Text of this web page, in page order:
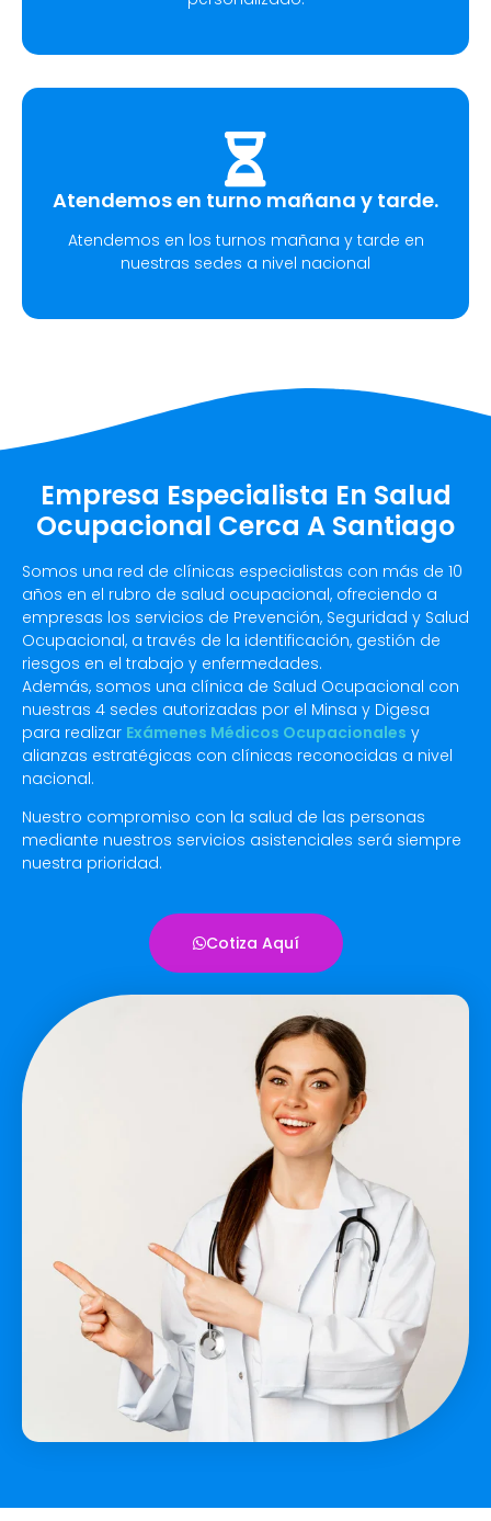
Atendemos en turno mañana y tarde.
Atendemos en los turnos mañana y tarde en
nuestras sedes a nivel nacional
Empresa Especialista En Salud
Ocupacional Cerca A Santiago
Somos una red de clínicas especialistas con más de 10
años en el rubro de salud ocupacional, ofreciendo a
empresas los servicios de Prevención, Seguridad y Salud
Ocupacional, a través de la identificación, gestión de
riesgos en el trabajo y enfermedades.
Además, somos una clínica de Salud Ocupacional con
nuestras 4 sedes autorizadas por el Minsa y Digesa
para realizar Exámenes Médicos Ocupacionales y
alianzas estratégicas con clínicas reconocidas a nivel
nacional.
Nuestro compromiso con la salud de las personas
mediante nuestros servicios asistenciales será siempre
nuestra prioridad.
Cotiza Aquí